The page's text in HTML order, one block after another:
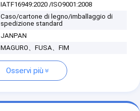
IATF16949:2020 /ISO9001:2008
Caso/cartone di legno/imballaggio di
spedizione standard
JANPAN
MAGURO、FUSA、FIM
Osservi più